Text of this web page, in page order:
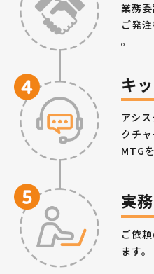
業務
ご発
。
キ
アシ
クチ
MTG
実
ご依
ます。